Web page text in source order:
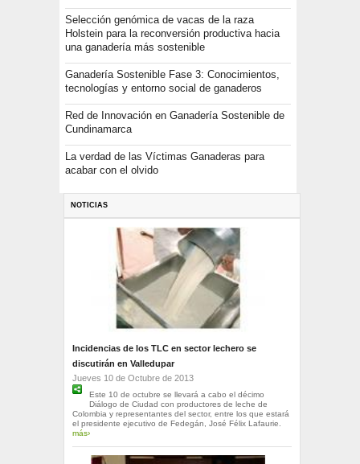
Selección genómica de vacas de la raza
Holstein para la reconversión productiva hacia
una ganadería más sostenible
Ganadería Sostenible Fase 3: Conocimientos,
tecnologías y entorno social de ganaderos
Red de Innovación en Ganadería Sostenible de
Cundinamarca
La verdad de las Víctimas Ganaderas para
acabar con el olvido
NOTICIAS
Incidencias de los TLC en sector lechero se
discutirán en Valledupar
Jueves 10 de Octubre de 2013
Este 10 de octubre se llevará a cabo el décimo
Diálogo de Ciudad con productores de leche de
Colombia y representantes del sector, entre los que estará
el presidente ejecutivo de Fedegán, José Félix Lafaurie.
más›